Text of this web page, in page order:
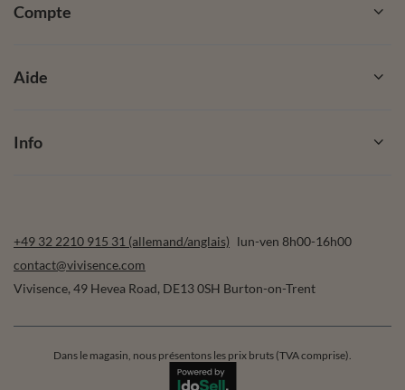
Compte
Aide
Info
+49 32 2210 915 31 (allemand/anglais) lun-ven 8h00-16h00
contact@vivisence.com
Vivisence, 49 Hevea Road, DE13 0SH Burton-on-Trent
Dans le magasin, nous présentons les prix bruts (TVA comprise).